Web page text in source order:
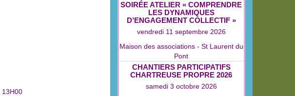
13H00
SOIRÉE ATELIER « COMPRENDRE
LES DYNAMIQUES
D’ENGAGEMENT COLLECTIF »
vendredi 11 septembre 2026
Maison des associations - St Laurent du
Pont
CHANTIERS PARTICIPATIFS
CHARTREUSE PROPRE 2026
samedi 3 octobre 2026